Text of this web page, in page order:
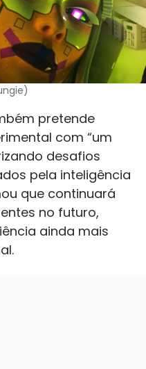
pretende
com “um
desafios
pela inteligência
que continuará
no futuro,
ainda mais